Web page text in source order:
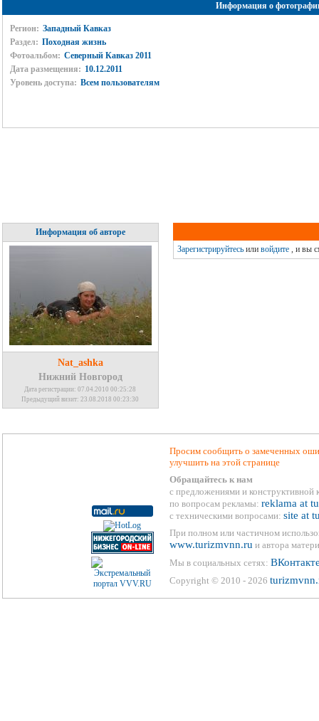
Информация о
Регион: Западный Кавказ
Раздел: Походная жизнь
Фотоальбом: Северный Кавказ 2011
Дата размещения: 10.12.2011
Уровень доступа: Всем пользователям
Информация об авторе
Nat_ashka
Нижний Новгород
Дата регистрации: 07.04.2010 00:25:28
Предыдущий визит: 23.08.2018 00:23:30
Зарегистрируйтесьили войдите, и вы
Просим сообщить о замеченных
улучшить на этой странице
Обращайтесь к нам
с предложениями и конструктивной
по вопросам рекламы: reklama at
с техническими вопросами: site at
При полном или частичном
www.turizmvnn.ru и автора
Мы в социальных сетях:
Copyright © 2010 - 2026